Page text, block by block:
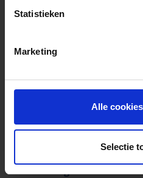
Statistieken
Marketing
Alle
Selectie
Dranghekken Nederland
Bouwhekken Nederland
Dranghekken
Accessoires dranghekken
Dranghekdoeken
Aanbieding sets
Afzettingen